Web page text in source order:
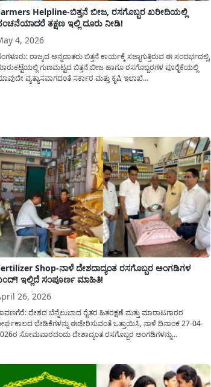
Helpline-ಬಿತ್ತನೆ ಬೀಜ, ರಸಗೊಬ್ಬರ ಖರೀದಿಯಲ್ಲಿ
ತಕ್ಷಣ ಇಲ್ಲಿ ದೂರು ನೀಡಿ!
4, 2026
ರಾಜ್ಯದ ಅನ್ನದಾತರು ಬಿತ್ತನೆ ಕಾರ್ಯಕ್ಕೆ ಸಜ್ಜಾಗುತ್ತಿರುವ ಈ ಸಂದರ್ಭದಲ್ಲಿ,
ಗುಣಮಟ್ಟದ ಬಿತ್ತನೆ ಬೀಜ ಹಾಗೂ ರಸಗೊಬ್ಬರಗಳ ಪೂರೈಕೆಯಲ್ಲಿ
ವ್ಯತ್ಯಾಸವಾಗದಂತೆ ಸರ್ಕಾರ ಮತ್ತು ಕೃಷಿ ಇಲಾಖೆ
Shop-ನಾಳೆ ದೇಶದಾದ್ಯಂತ ರಸಗೊಬ್ಬರ ಅಂಗಡಿಗಳ
ಇಲ್ಲಿದೆ ಸಂಪೂರ್ಣ ಮಾಹಿತಿ!
26, 2026
ದೇಶದ ಬೆನ್ನೆಲುಬಾದ ರೈತರ ಹಿತರಕ್ಷಣೆ ಮತ್ತು ಮಾರಾಟಗಾರರ
ಬೇಡಿಕೆಗಳನ್ನು ಈಡೇರಿಸುವಂತೆ ಒತ್ತಾಯಿಸಿ, ನಾಳೆ ದಿನಾಂಕ 27-04-
ಸೋಮವಾರದಂದು ದೇಶಾದ್ಯಂತ ರಸಗೊಬ್ಬರ ಅಂಗಡಿಗಳನ್ನು
ಜಿಲ್ಲೆಯ ಮಾರಾಟಗಾರರು ಕೂಡ ಸಂಪೂರ್ಣ ಬೆಂಬಲ...